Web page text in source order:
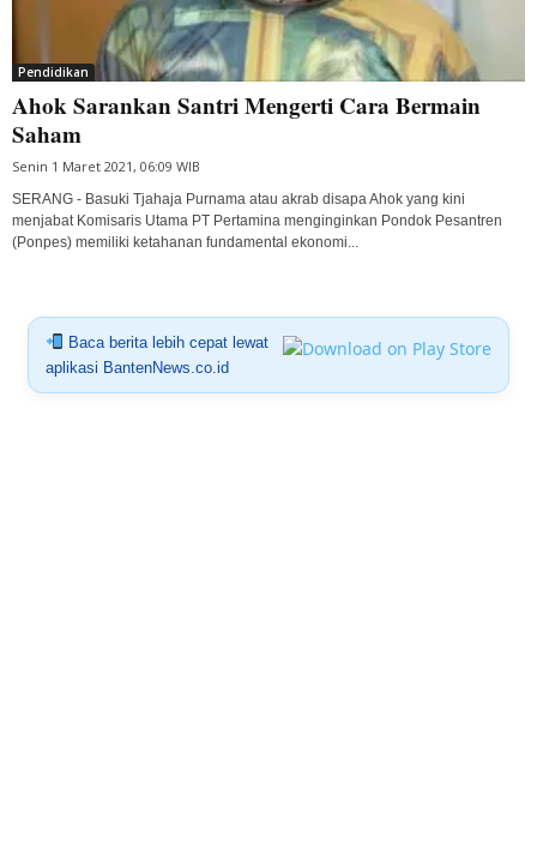
Pendidikan
Ahok Sarankan Santri Mengerti Cara Bermain
Saham
Senin 1 Maret 2021, 06:09 WIB
SERANG - Basuki Tjahaja Purnama atau akrab disapa Ahok yang kini
menjabat Komisaris Utama PT Pertamina menginginkan Pondok Pesantren
(Ponpes) memiliki ketahanan fundamental ekonomi...
Baca berita lebih cepat lewat
aplikasi BantenNews.co.id